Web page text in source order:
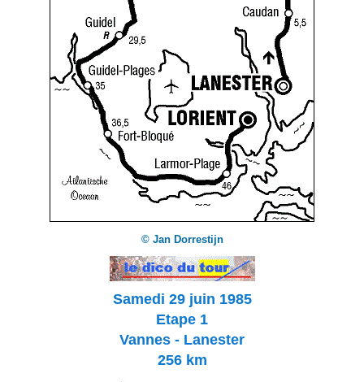
© Jan Dorrestijn
Samedi 29 juin 1985
Etape 1
Vannes - Lanester
256 km